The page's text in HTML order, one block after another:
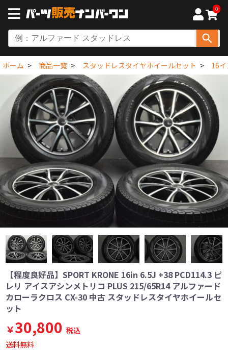
0
ホーム 商品一覧 スタッドレスタイヤホイールセット 16
【程度良好品】SPORT KRONE 16in 6.5J +38 PCD114.3 ピ
レリ アイスアシンメトリコ PLUS 215/65R14 アルファード
カローラクロス CX-30 中古 スタッドレスタイヤホイールセ
ット
￥30,800 税込
送料無料